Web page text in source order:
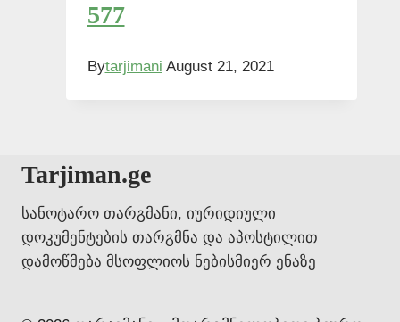
577
Bytarjimani August 21, 2021
Tarjiman.ge
სანოტარო თარგმანი, იურიდიული
დოკუმენტების თარგმნა და აპოსტილით
დამოწმება მსოფლიოს ნებისმიერ ენაზე